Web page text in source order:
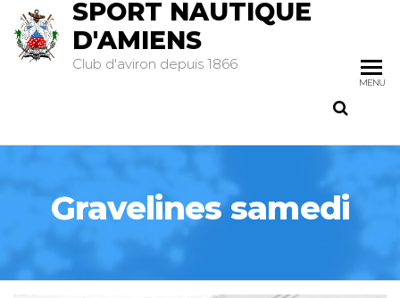
SPORT NAUTIQUE
D'AMIENS
Club d'aviron depuis 1866
MENU
Gravelines samedi